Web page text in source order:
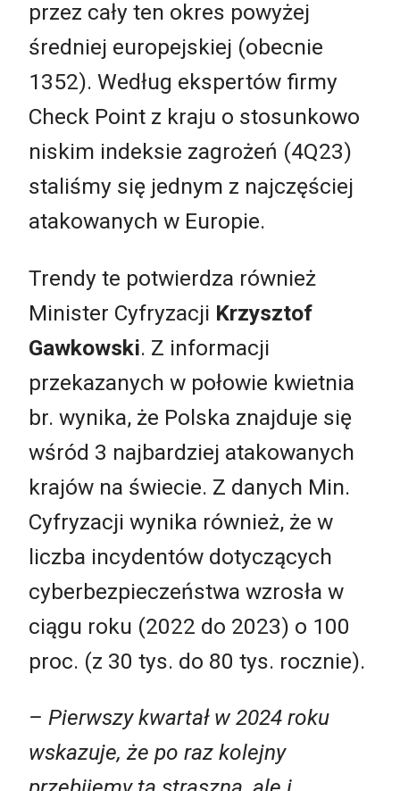
przez cały ten okres powyżej
średniej europejskiej (obecnie
1352). Według ekspertów firmy
Check Point z kraju o stosunkowo
niskim indeksie zagrożeń (4Q23)
staliśmy się jednym z najczęściej
atakowanych w Europie.
Trendy te potwierdza również
Minister Cyfryzacji Krzysztof
Gawkowski. Z informacji
przekazanych w połowie kwietnia
br. wynika, że Polska znajduje się
wśród 3 najbardziej atakowanych
krajów na świecie. Z danych Min.
Cyfryzacji wynika również, że w
liczba incydentów dotyczących
cyberbezpieczeństwa wzrosła w
ciągu roku (2022 do 2023) o 100
proc. (z 30 tys. do 80 tys. rocznie).
– Pierwszy kwartał w 2024 roku
wskazuje, że po raz kolejny